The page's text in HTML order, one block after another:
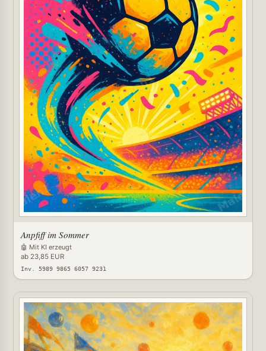
Anpfiff im Sommer
🤖 Mit KI erzeugt
ab 23,85 EUR
Inv. 5989 9865 6057 9231